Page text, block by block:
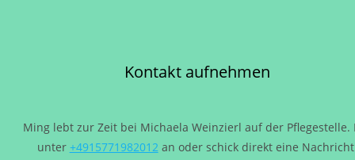
Kontakt aufnehmen
Ming lebt zur Zeit bei Michaela Weinzierl auf der Pflegestelle.
unter +4915771982012an oder schick direkt eine